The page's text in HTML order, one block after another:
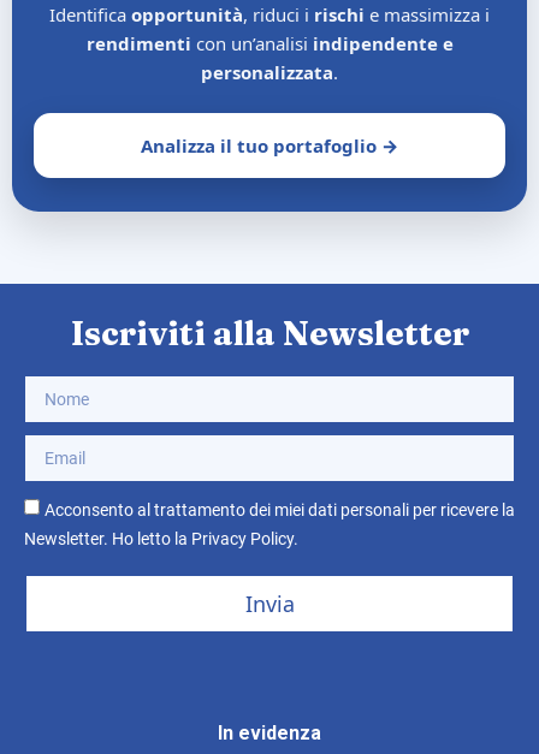
Identifica opportunità, riduci i rischi e massimizza i
rendimenti con un’analisi indipendente e
personalizzata.
Analizza il tuo portafoglio →
In evidenza
Iscriviti alla Newsletter
Acconsento al trattamento dei miei dati personali per ricevere la
Newsletter. Ho letto la Privacy Policy.
Invia